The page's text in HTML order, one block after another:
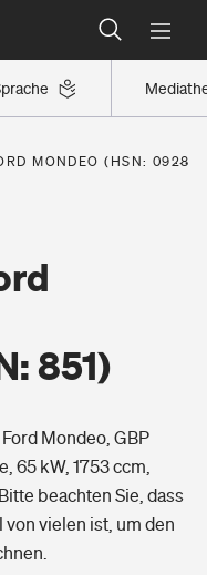
MONDEO (HSN: 0928,
851)
Mondeo, GBP
65 kW, 1753 ccm,
beachten Sie, dass
vielen ist, um den